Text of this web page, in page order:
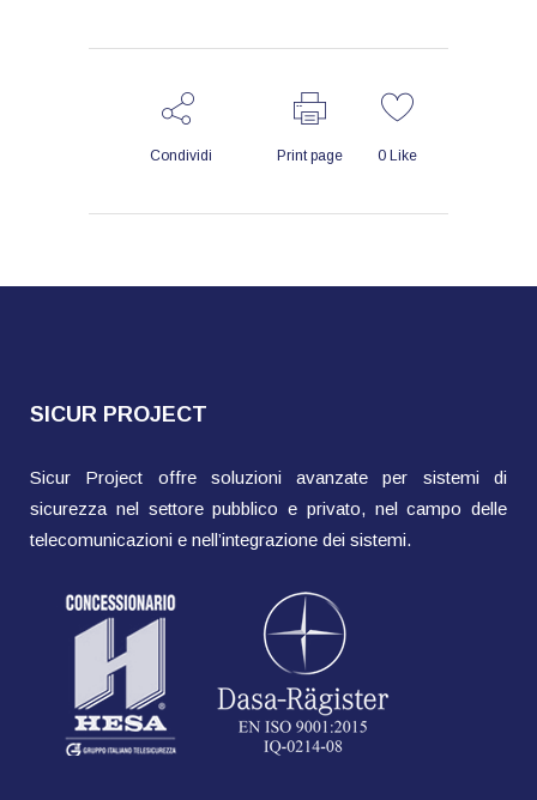
Condividi Print page 0 Like
SICUR PROJECT
Sicur Project offre soluzioni avanzate per sistemi di
sicurezza nel settore pubblico e privato, nel campo delle
telecomunicazioni e nell’integrazione dei sistemi.